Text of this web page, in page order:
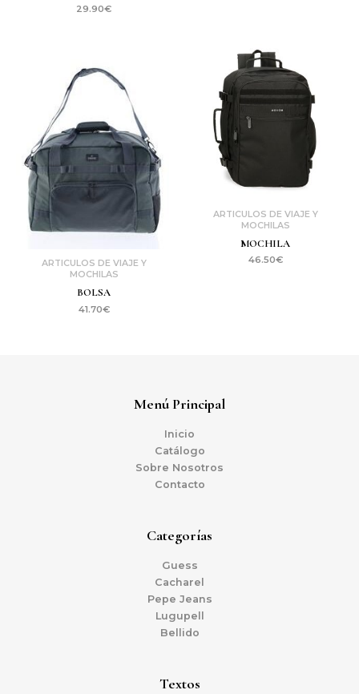
29.90€
ARTICULOS DE VIAJE Y
MOCHILAS
BOLSA
41.70€
ARTICULOS DE VIAJE Y
MOCHILAS
MOCHILA
46.50€
Menú Principal
Inicio
Catálogo
Sobre Nosotros
Contacto
Categorías
Guess
Cacharel
Pepe Jeans
Lugupell
Bellido
Textos